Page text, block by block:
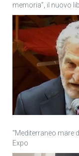
memoria”, il nuovo
“Mediterraneo mare
Expo